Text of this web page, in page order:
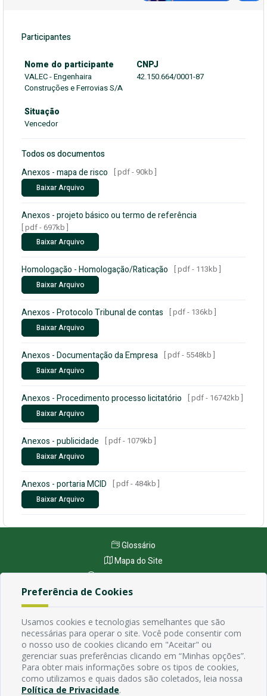
Participantes
Nome do participante
VALEC - Engenhaira
Construções e Ferrovias S/A
CNPJ
42.150.664/0001-87
Situação
Vencedor
Todos os documentos
Anexos - mapa de risco [ pdf - 90kb ]
Baixar Arquivo
Anexos - projeto básico ou termo de referência
[ pdf - 697kb ]
Baixar Arquivo
Homologação - Homologação/Raticação [ pdf - 113kb ]
Baixar Arquivo
Anexos - Protocolo Tribunal de contas [ pdf - 136kb ]
Baixar Arquivo
Anexos - Documentação da Empresa [ pdf - 5548kb ]
Baixar Arquivo
Anexos - Procedimento processo licitatório [ pdf - 16742kb ]
Baixar Arquivo
Anexos - publicidade [ pdf - 1079kb ]
Baixar Arquivo
Anexos - portaria MCID [ pdf - 484kb ]
Baixar Arquivo
Endereço
Avenida Rio Branco, 484 - Prata, Campina Grande - PB
Contato
Glossário
Mapa do Site
Perguntas Frequentes
Manual de Navegação
Política de Privacidade
Preferência de Cookies
Usamos cookies e tecnologias semelhantes que são
necessárias para operar o site. Você pode consentir com
o nosso uso de cookies clicando em "Aceitar" ou
gerenciar suas preferências clicando em “Minhas opções”.
Para obter mais informações sobre os tipos de cookies,
como utilizamos e quais dados são coletados, leia nossa
Política de Privacidade.